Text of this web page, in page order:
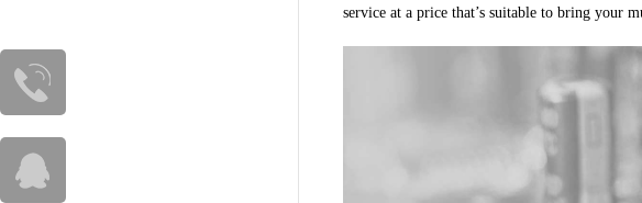
service at a price that’s suitable to bring your